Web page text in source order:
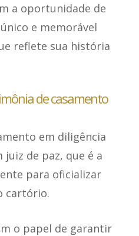
a oportunidade de
e memorável
reflete sua história
de casamento
em diligência
juiz de paz, que é a
para oficializar
cartório.
o papel de garantir